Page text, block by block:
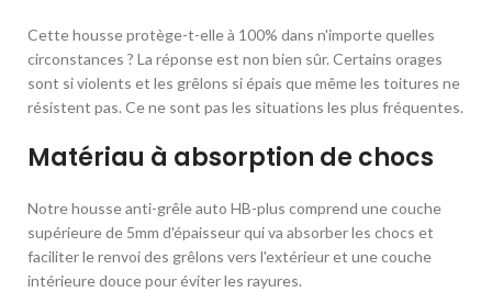
Cette housse protège-t-elle à 100% dans n'importe quelles
circonstances ? La réponse est non bien sûr. Certains orages
sont si violents et les grêlons si épais que même les toitures ne
résistent pas. Ce ne sont pas les situations les plus fréquentes.
Matériau à absorption de chocs
Notre housse anti-grêle auto HB-plus comprend une couche
supérieure de 5mm d'épaisseur qui va absorber les chocs et
faciliter le renvoi des grêlons vers l'extérieur et une couche
intérieure douce pour éviter les rayures.